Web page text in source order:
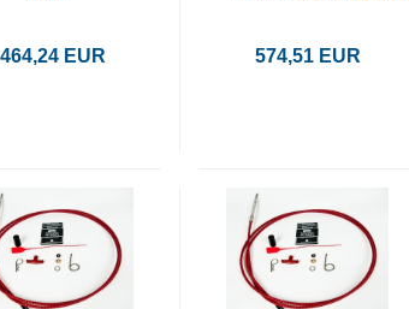
464,24 EUR 574,51 EUR